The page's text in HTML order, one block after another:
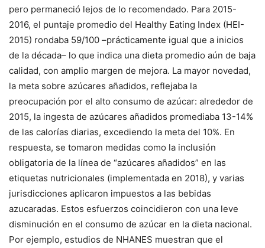
pero permaneció lejos de lo recomendado. Para 2015-
2016, el puntaje promedio del Healthy Eating Index (HEI-
2015) rondaba 59/100 –prácticamente igual que a inicios
de la década– lo que indica una dieta promedio aún de baja
calidad, con amplio margen de mejora. La mayor novedad,
la meta sobre azúcares añadidos, reflejaba la
preocupación por el alto consumo de azúcar: alrededor de
2015, la ingesta de azúcares añadidos promediaba 13-14%
de las calorías diarias, excediendo la meta del 10%. En
respuesta, se tomaron medidas como la inclusión
obligatoria de la línea de “azúcares añadidos” en las
etiquetas nutricionales (implementada en 2018), y varias
jurisdicciones aplicaron impuestos a las bebidas
azucaradas. Estos esfuerzos coincidieron con una leve
disminución en el consumo de azúcar en la dieta nacional.
Por ejemplo, estudios de NHANES muestran que el